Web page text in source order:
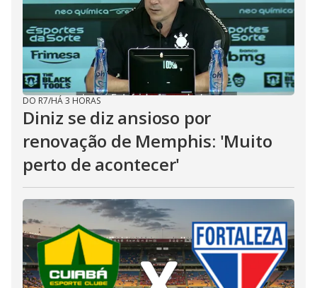
DO R7/HÁ 3 HORAS
Diniz se diz ansioso por
renovação de Memphis: 'Muito
perto de acontecer'